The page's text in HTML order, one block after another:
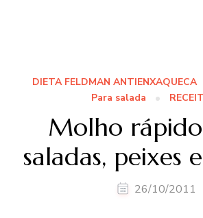
DIETA FELDMAN ANTIENXAQUECA
Para salada
Molho
saladas, peixes
26/10/2011